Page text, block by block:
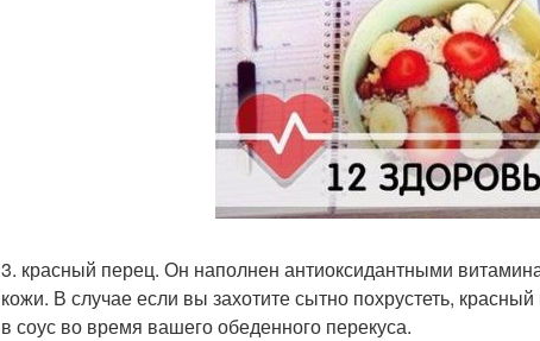
3. красный перец. Он наполнен антиоксидантными
кожи. В случае если вы захотите сытно похрустеть,
в соус во время вашего обеденного перекуса.